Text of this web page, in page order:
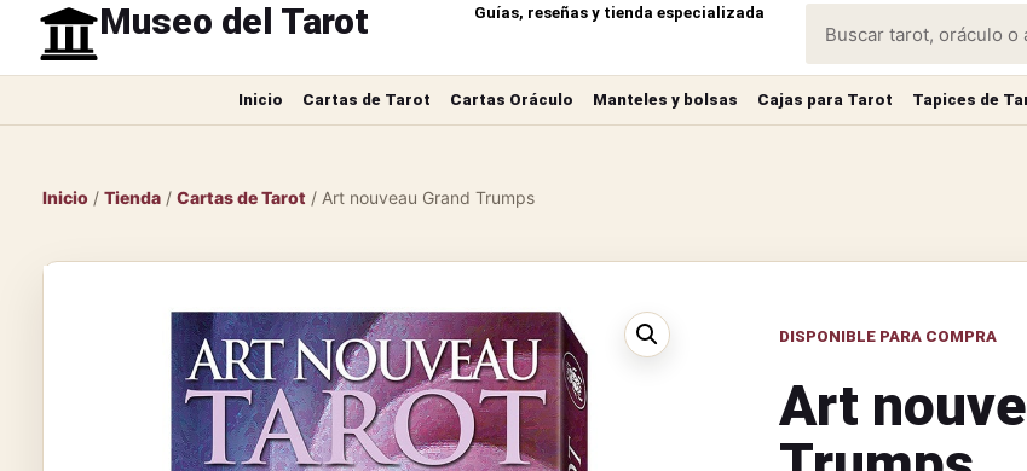
Museo del Tarot Guías, reseñas y tienda especializada
Inicio Cartas de Tarot Cartas Oráculo Manteles y bolsas Cajas para Tarot Tapices de
Inicio / Tienda / Cartas de Tarot / Art nouveau Grand Trumps
DISPONIBLE PARA COMPRA
Art